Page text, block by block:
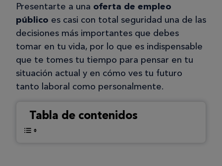
Presentarte a una oferta de empleo
público es casi con total seguridad una de las
decisiones más importantes que debes
tomar en tu vida, por lo que es indispensable
que te tomes tu tiempo para pensar en tu
situación actual y en cómo ves tu futuro
tanto laboral como personalmente.
Tabla de contenidos